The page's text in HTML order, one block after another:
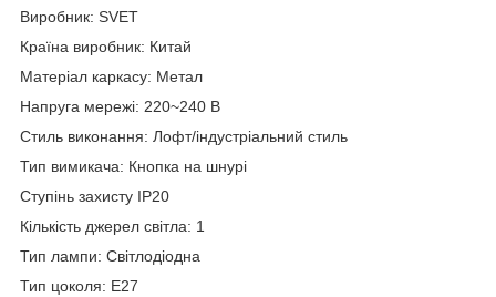
Виробник: SVET
Країна виробник: Китай
Матеріал каркасу: Метал
Напруга мережі: 220~240 В
Стиль виконання: Лофт/індустріальний стиль
Тип вимикача: Кнопка на шнурі
Ступінь захисту IP20
Кількість джерел світла: 1
Тип лампи: Світлодіодна
Тип цоколя: E27